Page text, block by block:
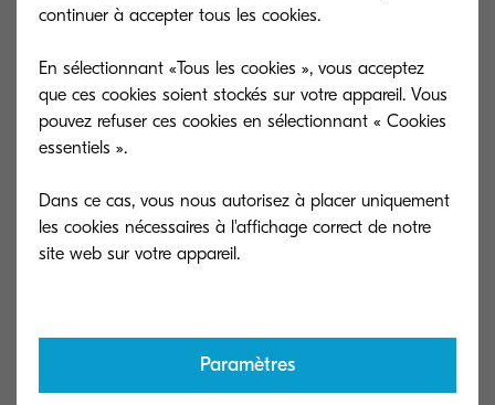
Devenir spécialiste logiciels c’est pour vous
l’occasion de proposer à vos clients une expertise
continuer à accepter tous les cookies.
En sélectionnant «Tous les cookies », vous acceptez
que ces cookies soient stockés sur votre appareil. Vous
pouvez refuser ces cookies en sélectionnant « Cookies
essentiels ».
Dans ce cas, vous nous autorisez à placer uniquement
les cookies nécessaires à l'affichage correct de notre
Paramètres